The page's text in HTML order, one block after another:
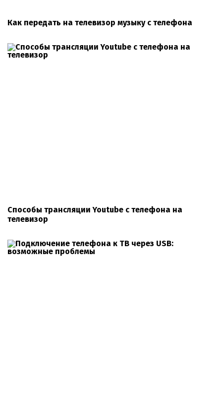
Как передать на телевизор музыку с телефона
Способы трансляции Youtube с телефона на
телевизор